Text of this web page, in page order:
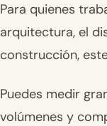
Para quienes
arquitectura, el
construcción,
Puedes medir
volúmenes y